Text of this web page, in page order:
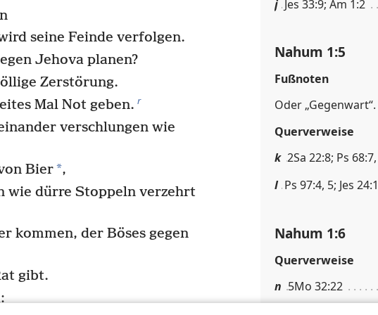
seine Feinde verfolgen.
Jehova planen?
Zerstörung.
Mal Not geben. r
verschlungen wie
Bier*,
wie dürre Stoppeln verzehrt
kommen, der Böses gegen
gibt.
j Jes 33:9; Am 1:2
Nahum 1:5
Fußnoten
Oder „Gegenwart“.
Querverweise
k 2Sa 22:8; Ps
l Ps 97:4, 5; Jes 24:1
Nahum 1:6
Querverweise
n 5Mo 32:22